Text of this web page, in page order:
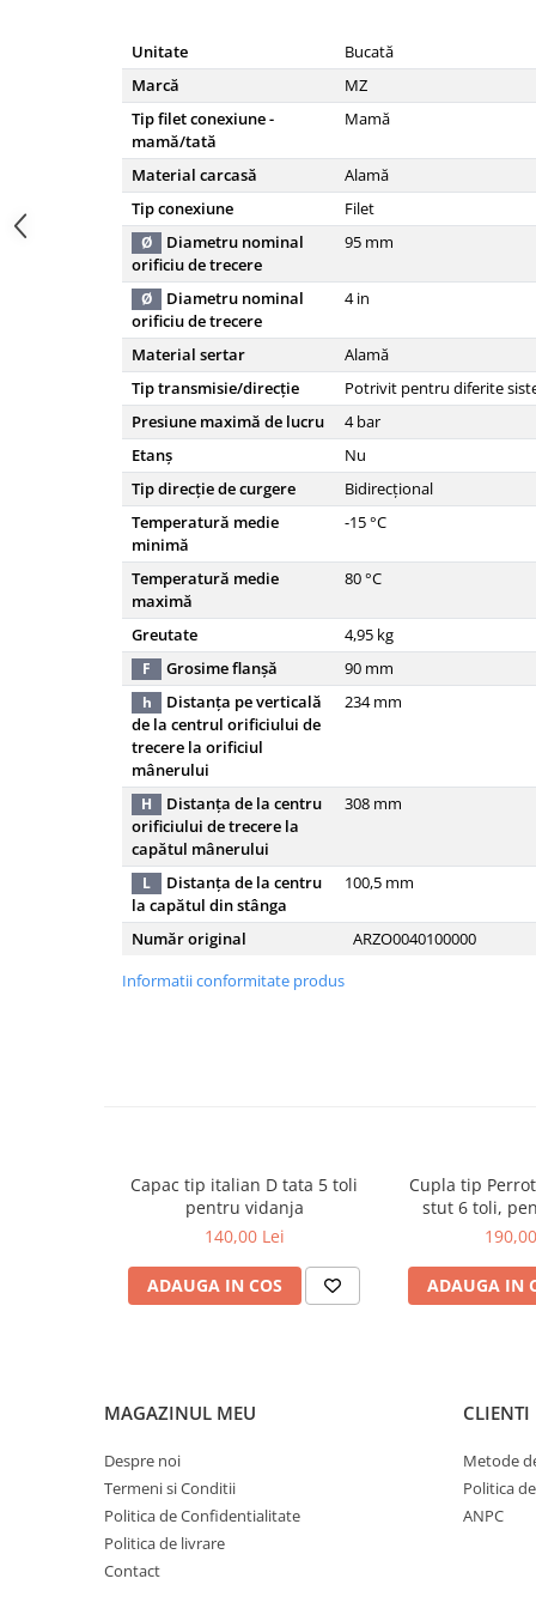
John Deere
Massey Ferguson
Piese utilaje agricole
Piese balotiere
Piese combina
Piese cositoare
Piese culegator porumb
Piese cultivator
Piese scarificator
Piese semanatoare
Vidanja si irigatii
Unitate
Bucată
Marcă
MZ
Tip filet conexiune -
mamă/tată
Mamă
Material carcasă
Alamă
Tip conexiune
Filet
Ø
Diametru nominal
orificiu de trecere
95 mm
Ø
Diametru nominal
orificiu de trecere
4 in
Material sertar
Alamă
Tip transmisie/direcție
Potrivit pentru diferite
Presiune maximă de lucru
4 bar
Etanș
Nu
Tip direcție de curgere
Bidirecțional
Temperatură medie
minimă
-15°C
Temperatură medie
maximă
80°C
Greutate 4,95 kg
F Grosime flanșă 90 mm
h
Distanța pe verticală
de la centrul orificiului de
trecere la orificiul
mânerului
234 mm
H
Distanța de la centru
orificiului de trecere la
capătul mânerului
308 mm
L
Distanța de la centru
la capătul din stânga
100,5 mm
Număr original
ARZO0040100000
Informatii conformitate produs
Capac tip italian D tata 5 toli
pentru vidanja
140,00 Lei
ADAUGA IN COS
Cupla tip
stut 6 toli,
ADAUGA IN
MAGAZINUL MEU
Despre noi
Termeni si Conditii
Politica de Confidentialitate
Politica de livrare
Contact
CLIENTI
Metode
Politica
ANPC